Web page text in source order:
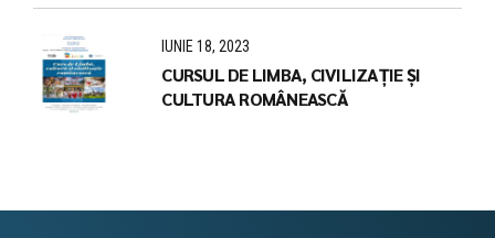
IUNIE 18, 2023
CURSUL DE LIMBA, CIVILIZAȚIE ȘI
CULTURA ROMÂNEASCĂ